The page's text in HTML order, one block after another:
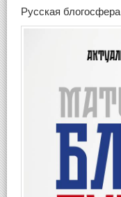
Русская блогосфера